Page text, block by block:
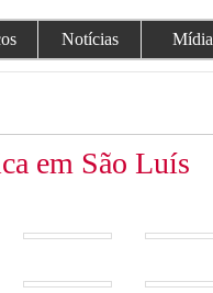
Notícias Mídia
em São Luís